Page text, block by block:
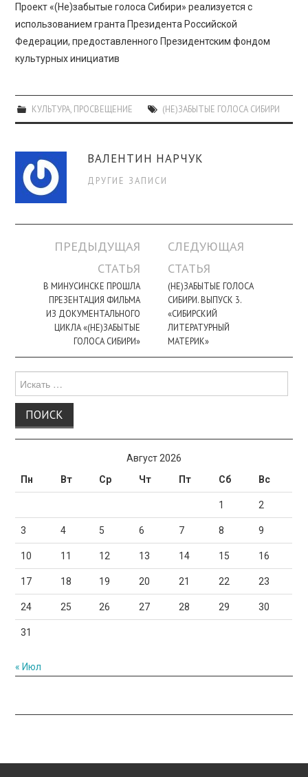
Проект «(Не)забытые голоса Сибири» реализуется с
использованием гранта Президента Российской
Федерации, предоставленного Президентским фондом
культурных инициатив
КУЛЬТУРА, ПРОСВЕЩЕНИЕ (НЕ)ЗАБЫТЫЕ ГОЛОСА СИБИРИ
ВАЛЕНТИН НАРЧУК
ДРУГИЕ ЗАПИСИ
Навигация
записи
ПРЕДЫДУЩАЯ
СТАТЬЯ
В МИНУСИНСКЕ ПРОШЛА
ПРЕЗЕНТАЦИЯ ФИЛЬМА
ИЗ ДОКУМЕНТАЛЬНОГО
ЦИКЛА «(НЕ)ЗАБЫТЫЕ
ГОЛОСА СИБИРИ»
СЛЕДУЮЩАЯ
СТАТЬЯ
(НЕ)ЗАБЫТЫЕ ГОЛОСА
СИБИРИ. ВЫПУСК 3.
«СИБИРСКИЙ
ЛИТЕРАТУРНЫЙ
МАТЕРИК»
для:
Август 2026
Пн
Вт Ср Чт Пт Сб Вс
1 2
3 4 5 6 7 8 9
10 11 12 13 14 15 16
17 18 19 20 21 22 23
24 25 26 27 28 29 30
31
« Июл